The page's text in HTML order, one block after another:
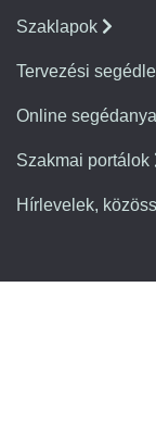
Szaklapok
Tervezési
Online
Szakmai portálok
Hírlevelek,